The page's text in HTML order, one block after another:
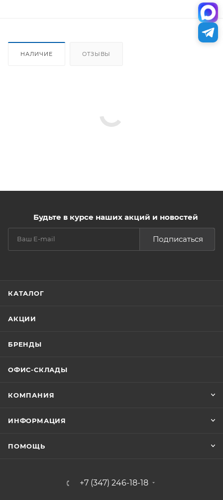
НАЛИЧИЕ ОТЗЫВЫ
Будьте в курсе наших акций и новостей
Подписаться
КАТАЛОГ
АКЦИИ
БРЕНДЫ
ОФИС-СКЛАДЫ
КОМПАНИЯ
ИНФОРМАЦИЯ
ПОМОЩЬ
+7 (347) 246-18-18